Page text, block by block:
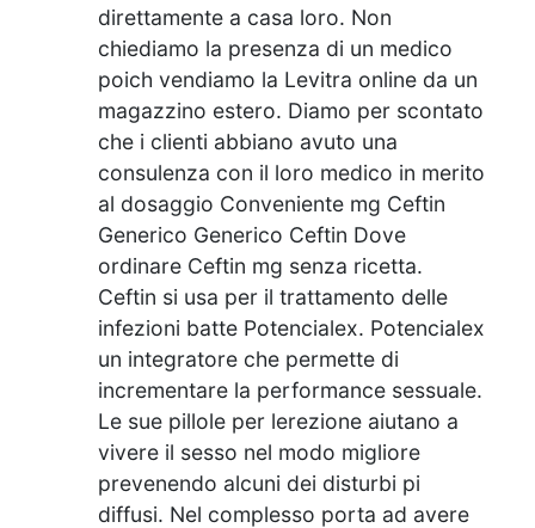
direttamente a casa loro. Non
chiediamo la presenza di un medico
poich vendiamo la Levitra online da un
magazzino estero. Diamo per scontato
che i clienti abbiano avuto una
consulenza con il loro medico in merito
al dosaggio Conveniente mg Ceftin
Generico Generico Ceftin Dove
ordinare Ceftin mg senza ricetta.
Ceftin si usa per il trattamento delle
infezioni batte Potencialex. Potencialex
un integratore che permette di
incrementare la performance sessuale.
Le sue pillole per lerezione aiutano a
vivere il sesso nel modo migliore
prevenendo alcuni dei disturbi pi
diffusi. Nel complesso porta ad avere